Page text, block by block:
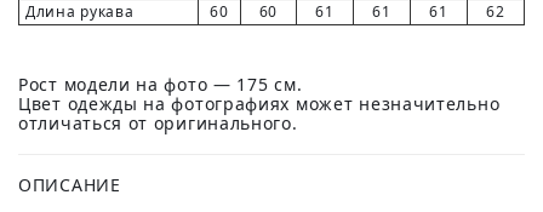
Длина рукава
60 60 61 61 61 62
Рост модели на фото — 175 см.
Цвет одежды на фотографиях может незначительно
отличаться от оригинального.
ОПИСАНИЕ